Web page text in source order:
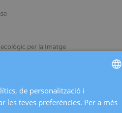
per la Imatge
CATALÀ
de personalització i
les teves preferències. Per a més